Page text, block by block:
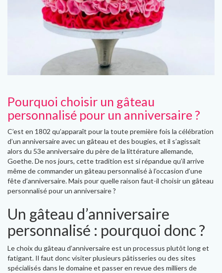
Pourquoi choisir un gâteau
personnalisé pour un anniversaire ?
C’est en 1802 qu’apparaît pour la toute première fois la célébration
d’un anniversaire avec un gâteau et des bougies, et il s’agissait
alors du 53e anniversaire du père de la littérature allemande,
Goethe. De nos jours, cette tradition est si répandue qu’il arrive
même de commander un gâteau personnalisé à l’occasion d’une
fête d’anniversaire. Mais pour quelle raison faut-il choisir un gâteau
personnalisé pour un anniversaire ?
Un gâteau d’anniversaire
personnalisé : pourquoi donc ?
Le choix du gâteau d’anniversaire est un processus plutôt long et
fatigant. Il faut donc visiter plusieurs pâtisseries ou des sites
spécialisés dans le domaine et passer en revue des milliers de